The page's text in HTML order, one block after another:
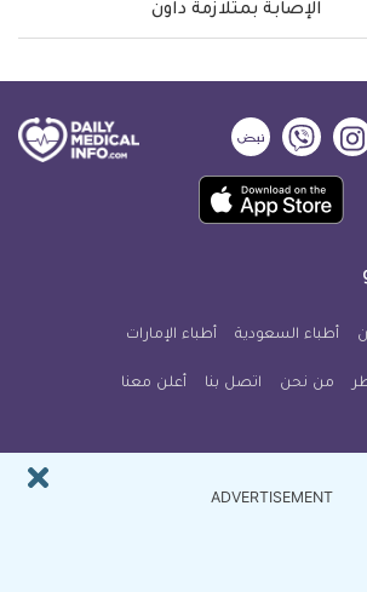
الإصابة بمتلازمة داون
ديلي
ميديكال
انفو
ديلي
ميديكال
انفو
ديلي
ميديكال
انفو
حمل
تطبيق
معلومة
للآيفون
أطباء السعودية أطباء الإمارات
من نحن اتصل بنا أعلن معنا
ADVERTISEMENT